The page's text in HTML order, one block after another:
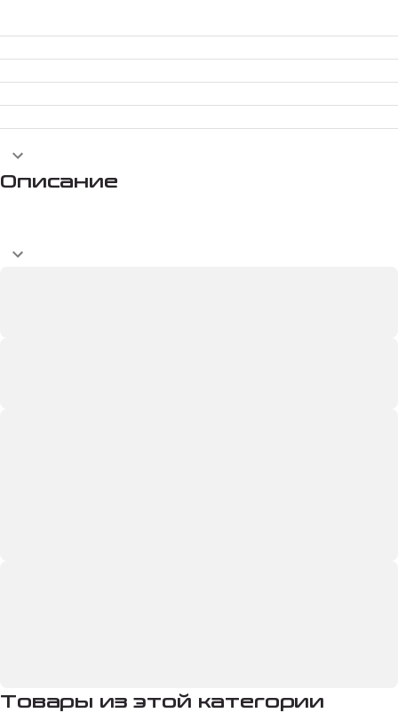
Описание
Товары из этой категории